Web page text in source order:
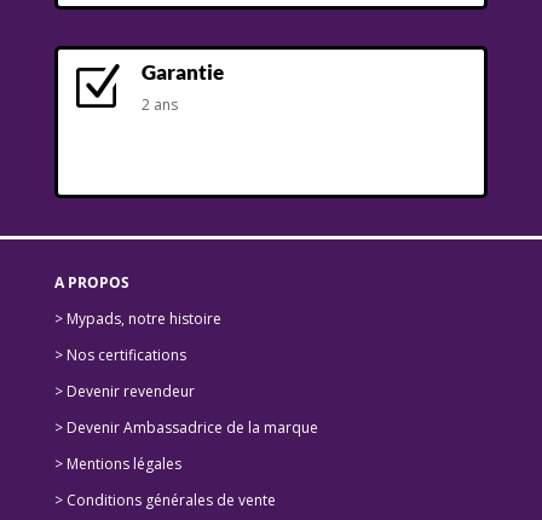
Z Garantie
2 ans
A PROPOS
> Mypads, notre histoire
> Nos certifications
> Devenir revendeur
> Devenir Ambassadrice de la marque
> Mentions légales
> Conditions générales de vente